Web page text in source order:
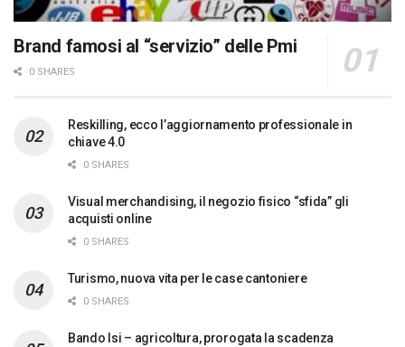
Brand famosi al “servizio” delle Pmi
0 SHARES
Reskilling, ecco l’aggiornamento professionale in
chiave 4.0
0 SHARES
Visual merchandising, il negozio fisico “sfida” gli
acquisti online
0 SHARES
Turismo, nuova vita per le case cantoniere
0 SHARES
Bando Isi – agricoltura, prorogata la scadenza